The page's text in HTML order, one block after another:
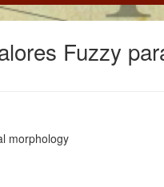
Fuzzy
morphology